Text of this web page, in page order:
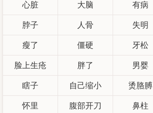
心脏 大脑 有病
脖子 人骨 失明
瘦了 僵硬 牙松
脸上生疮 胖了 男婴
瞎子 自己缩小 烫胳膊
怀里 腹部开刀 鼻柱